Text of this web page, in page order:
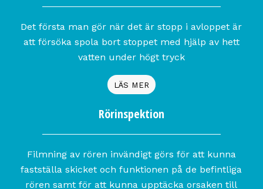
Det första man gör när det är stopp i avloppet är
att försöka spola bort stoppet med hjälp av hett
vatten under högt tryck
LÄS MER
Rörinspektion
Filmning av rören invändigt görs för att kunna
fastställa skicket och funktionen på de befintliga
rören samt för att kunna upptäcka orsaken till